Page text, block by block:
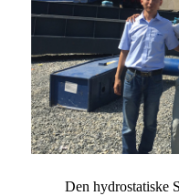
Den hydrostatiske